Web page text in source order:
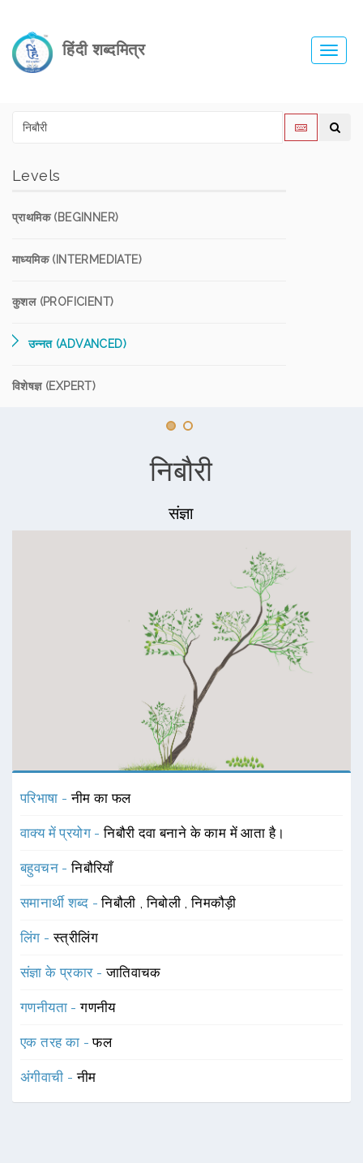
हिंदी शब्दमित्र
Levels
प्राथमिक (BEGINNER)
माध्यमिक (INTERMEDIATE)
कुशल (PROFICIENT)
उन्नत (ADVANCED)
विशेषज्ञ (EXPERT)
निबौरी
संज्ञा
परिभाषा -नीम का फल
वाक्य में प्रयोग -निबौरी दवा बनाने के काम में आता है।
बहुवचन -निबौरियाँ
समानार्थी शब्द -निबौली ,निबोली ,निमकौड़ी
लिंग -स्त्रीलिंग
संज्ञा के प्रकार -जातिवाचक
गणनीयता -गणनीय
एक तरह का -फल
अंगीवाची -नीम